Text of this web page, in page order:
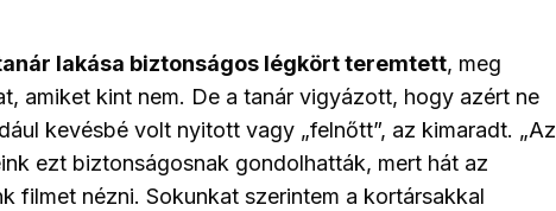
lakása biztonságos légkört teremtett, meg
amiket kint nem. De a tanár vigyázott, hogy azért ne
kevésbé volt nyitott vagy „felnőtt”, az kimaradt. „Az
ezt biztonságosnak gondolhatták, mert hát az
filmet nézni. Sokunkat szerintem a kortársakkal